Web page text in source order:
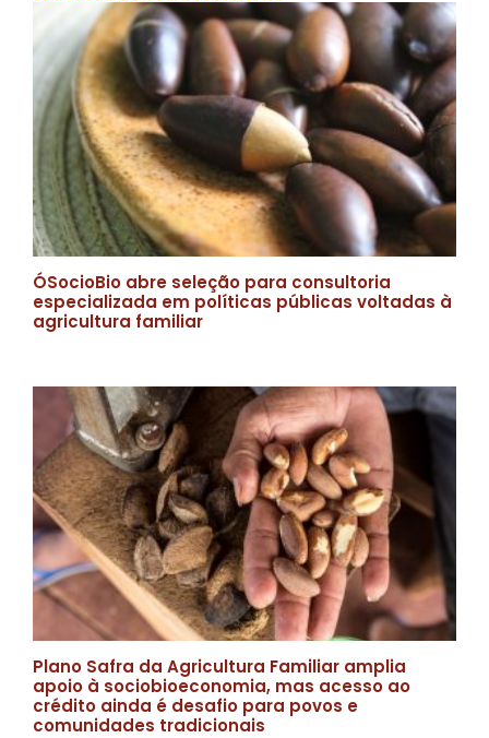
ÓSocioBio abre seleção para consultoria
especializada em políticas públicas voltadas à
agricultura familiar
Plano Safra da Agricultura Familiar amplia
apoio à sociobioeconomia, mas acesso ao
crédito ainda é desafio para povos e
comunidades tradicionais